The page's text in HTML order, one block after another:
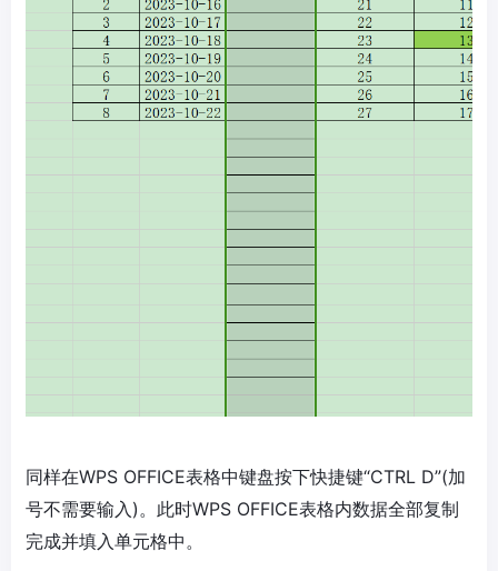
同样在WPS OFFICE表格中键盘按下快捷键“CTRL D”(加
号不需要输入)。此时WPS OFFICE表格内数据全部复制
完成并填入单元格中。